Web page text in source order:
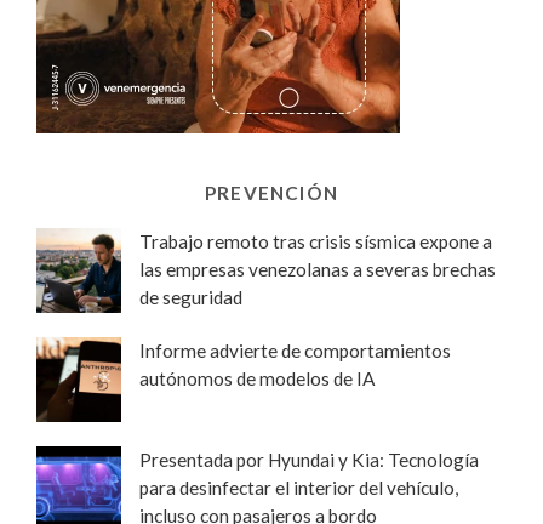
PREVENCIÓN
Trabajo remoto tras crisis sísmica expone a
las empresas venezolanas a severas brechas
de seguridad
Informe advierte de comportamientos
autónomos de modelos de IA
Presentada por Hyundai y Kia: Tecnología
para desinfectar el interior del vehículo,
incluso con pasajeros a bordo